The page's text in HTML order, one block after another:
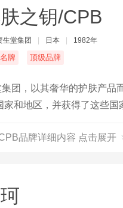
之钥/CPB
生堂集团 日本 1982年
牌 顶级品牌
团，以其奢华的护肤产
和地区，并获得了这些国
品牌详细内容 点击展开